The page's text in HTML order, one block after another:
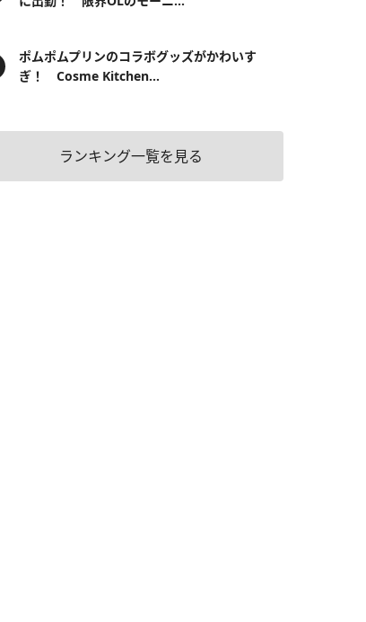
ポムポムプリンのコラボグッズがかわいす
ぎ！ Cosme Kitchen...
ランキング一覧を見る